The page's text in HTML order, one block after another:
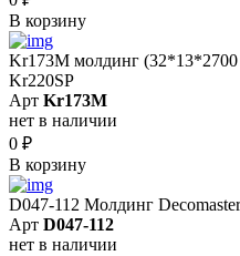
В корзину
Kr173M молдинг
Kr220SP
Арт Kr173M
нет в наличии
0 ₽
В корзину
D047-112 Молдинг
Арт D047-112
нет в наличии